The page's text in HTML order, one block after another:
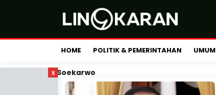
HOME POLITIK & PEMERINTAHAN UMUM
x Soekarwo